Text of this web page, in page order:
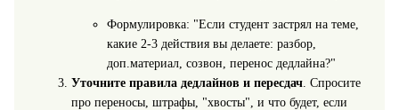
Формулировка: "Если студент застрял на теме,
какие 2-3 действия вы делаете: разбор,
доп.материал, созвон, перенос дедлайна?"
Уточните правила дедлайнов и пересдач. Спросите
про переносы, штрафы, "хвосты", и что будет, если